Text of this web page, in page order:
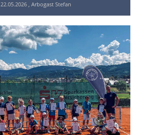
22.05.2026, Arbogast Stefan